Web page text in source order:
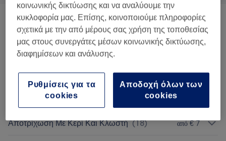
Μανικιούρ Και Θεραπείες Χεριών 18 από € 5
Πεντικιούρ Και Θεραπείες Ποδιών
Θεραπείες Προσώπου (11 από € 35
Θεραπείες Σώματος από € 30
Αποτρίχωση Με Κερί Και Κλωστή (18) από € 7
κοινωνικής δικτύωσης και να αναλύουμε την
κυκλοφορία μας. Επίσης, κοινοποιούμε πληροφορίες
σχετικά με την από μέρους σας χρήση της τοποθεσίας
μας στους συνεργάτες μέσων κοινωνικής δικτύωσης,
διαφημίσεων και ανάλυσης.
Αποδοχή όλων των
cookies
Ρυθμίσεις για τα
cookies